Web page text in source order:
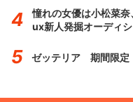
憧れの女優は小松菜
ux新人発掘オーディ
ゼッテリア 期間限定